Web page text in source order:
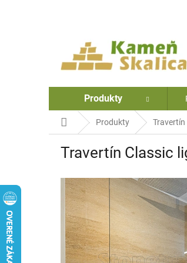
Produkty
DomovProdukty Travertín
Travertín Classic